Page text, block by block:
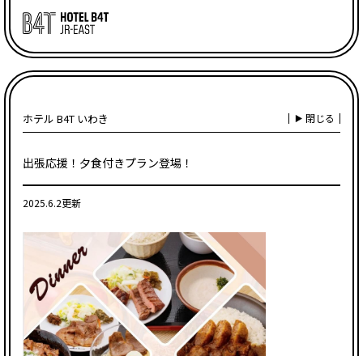
ホテル B4T いわき 閉じる
出張応援！夕食付きプラン登場！
2025.6.2更新